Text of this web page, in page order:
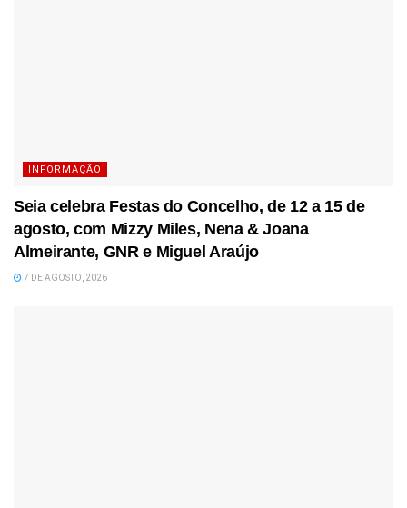
INFORMAÇÃO
Seia celebra Festas do Concelho, de 12 a 15 de
agosto, com Mizzy Miles, Nena & Joana
Almeirante, GNR e Miguel Araújo
7 DE AGOSTO, 2026